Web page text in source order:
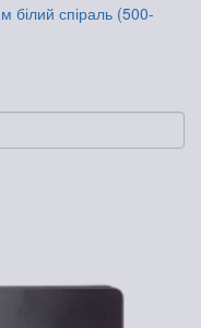
білий спіраль (500-